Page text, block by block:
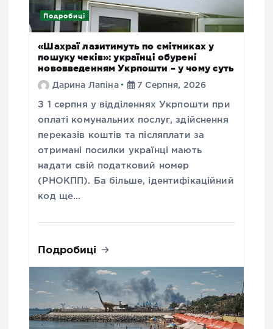
Подробиці
«Шахраї лазитимуть по смітниках у
пошуку чеків»: українці обурені
нововведенням Укрпошти – у чому суть
Дарина Лапіна 7 Серпня, 2026
З 1 серпня у відділеннях Укрпошти при
оплаті комунальних послуг, здійснення
переказів коштів та післяплати за
отримані посилки українці мають
надати свій податковий номер
(РНОКПП). Ба більше, ідентифікаційний
код ще…
Подробиці